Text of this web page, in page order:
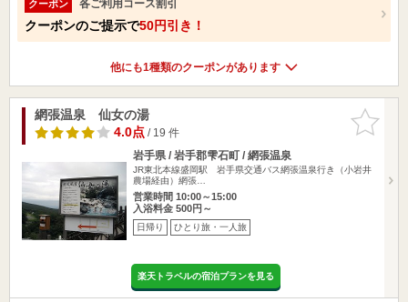
クーポン 各ご利用コース割引
クーポンのご提示で50円引き！
他にも1種類のクーポンがあります
お気に入
りに追加
網張温泉 仙女の湯
4.0点/ 19 件
岩手県 / 岩手郡雫石町 / 網張温泉
JR東北本線盛岡駅 岩手県交通バス網張温泉行き（小岩井
農場経由）網張…
営業時間 10:00～15:00
入浴料金 500円～
日帰り ひとり旅・一人旅
楽天トラベルの宿泊プランを見る